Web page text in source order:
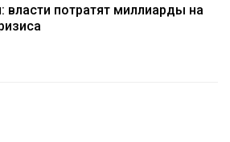
власти потратят миллиарды на